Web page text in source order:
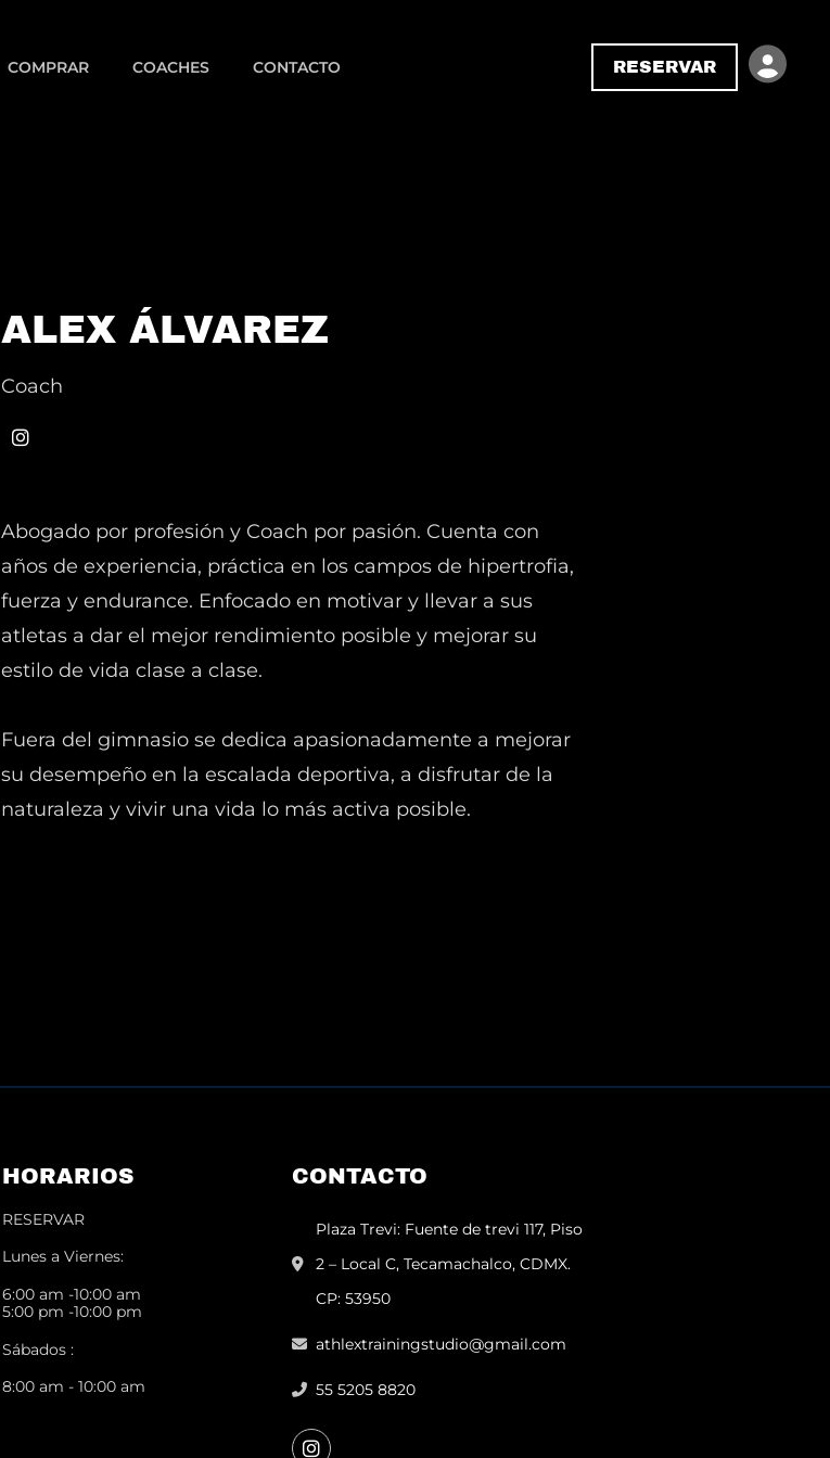
COMPRAR COACHES CONTACTO RESERVAR
ALEX ÁLVAREZ
Coach
Abogado por profesión y Coach por pasión. Cuenta con
años de experiencia, práctica en los campos de hipertrofia,
fuerza y endurance. Enfocado en motivar y llevar a sus
atletas a dar el mejor rendimiento posible y mejorar su
estilo de vida clase a clase.
Fuera del gimnasio se dedica apasionadamente a mejorar
su desempeño en la escalada deportiva, a disfrutar de la
naturaleza y vivir una vida lo más activa posible.
HORARIOS
RESERVAR
Lunes a Viernes:
6:00 am -10:00 am
5:00 pm -10:00 pm
Sábados :
8:00 am - 10:00 am
CONTACTO
Plaza Trevi: Fuente de trevi 117, Piso
2 – Local C, Tecamachalco, CDMX.
CP: 53950
athlextrainingstudio@gmail.com
55 5205 8820